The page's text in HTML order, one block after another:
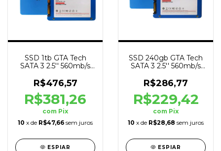
SSD 1tb GTA Tech
SATA 3 2.5'' 560mb/s
R$476,57
R$381,26
com Pix
10 x de R$47,66 sem juros
ESPIAR
SSD 240gb GTA Tech
SATA 3 2.5'' 560mb/s
R$286,77
R$229,42
com Pix
10 x de R$28,68 sem juros
ESPIAR